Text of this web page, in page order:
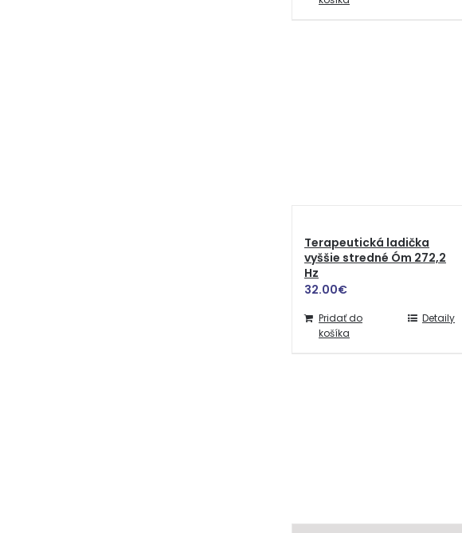
Terapeutická ladička
vyššie stredné Óm 272,2
Hz
32.00€
Pridať do
košíka
Detaily